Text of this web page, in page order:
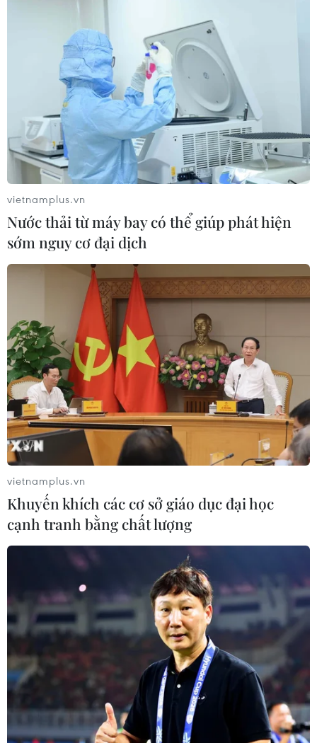
TIN CÙNG CHUYÊN MỤC
Công Phượng gặp thử thách lớn
trong ngày tái xuất V-League 2026/27
06/08/2026 11:49
vietnamplus.vn
Nước thải từ máy bay có thể giúp phát hiện
sớm nguy cơ đại dịch
vietnamplus.vn
Khuyến khích các cơ sở giáo dục đại học
cạnh tranh bằng chất lượng